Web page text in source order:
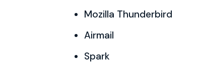
Mozilla Thunderbird
Airmail
Spark